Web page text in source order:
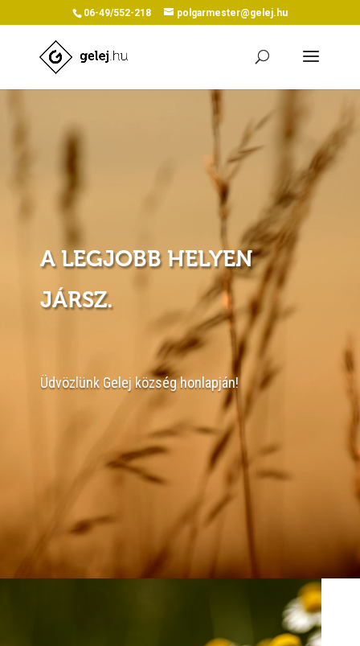
06-49/552-218 polgarmester@gelej.hu
A LEGJOBB HELYEN
JÁRSZ.
Üdvözlünk Gelej község honlapján!